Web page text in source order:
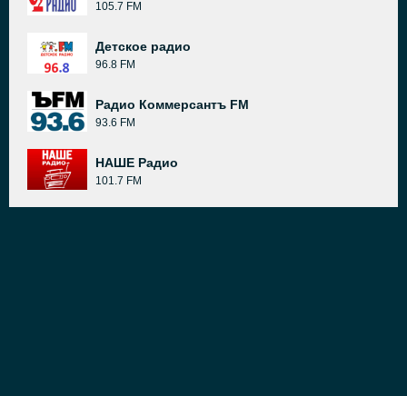
105.7 FM
Детское радио
96.8 FM
Радио Коммерсантъ FM
93.6 FM
НАШЕ Радио
101.7 FM